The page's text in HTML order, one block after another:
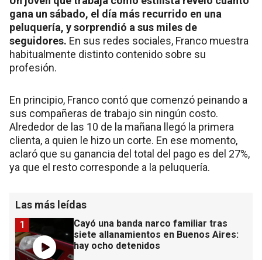
gana un sábado, el día más recurrido en una
peluquería, y sorprendió a sus miles de
seguidores. En sus redes sociales, Franco muestra
habitualmente distinto contenido sobre su
profesión.
En principio, Franco contó que comenzó peinando a
sus compañeras de trabajo sin ningún costo.
Alrededor de las 10 de la mañana llegó la primera
clienta, a quien le hizo un corte. En ese momento,
aclaró que su ganancia del total del pago es del 27%,
ya que el resto corresponde a la peluquería.
Las más leídas
Cayó una banda narco familiar tras
siete allanamientos en Buenos Aires:
hay ocho detenidos
1